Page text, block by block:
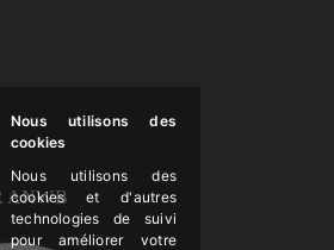
Nous utilisons des
cookies
Nous utilisons des
cookies et d'autres
technologies de suivi
pour améliorer votre
ANWB